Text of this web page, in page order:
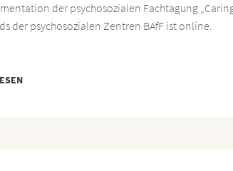
der psychosozialen Fachtagung
der psychosozialen Zentren BAfF ist online.